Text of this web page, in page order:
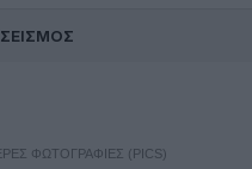
ΣΕΙΣΜΟΣ
ΦΩΤΟΓΡΑΦΊΕΣ (PICS)